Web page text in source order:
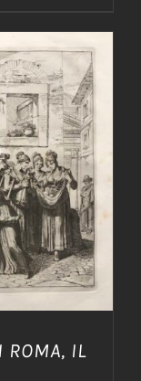
DETTAGLI
ROMA, IL